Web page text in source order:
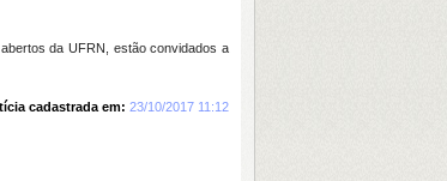
da UFRN, estão convidados a
cadastrada em: 23/10/2017 11:12